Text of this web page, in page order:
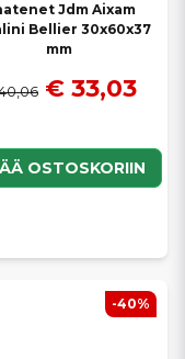
Jdm Aixam
Bellier 30x60x37
mm
€ 33,03
OSTOSKORIIN
-40%